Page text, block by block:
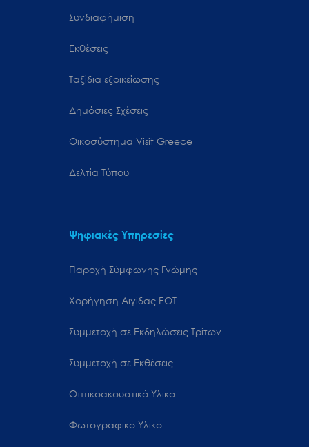
Συνδιαφήμιση
Εκθέσεις
Ταξίδια εξοικείωσης
Δημόσιες Σχέσεις
Oικοσύστημα Visit Greece
Δελτία Τύπου
Ψηφιακές Υπηρεσίες
Παροχή Σύμφωνης Γνώμης
Χορήγηση Αιγίδας ΕΟΤ
Συμμετοχή σε Εκδηλώσεις Τρίτων
Συμμετοχή σε Εκθέσεις
Οπτικοακουστικό Υλικό
Φωτογραφικό Υλικό